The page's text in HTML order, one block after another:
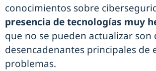
conocimientos sobre
presencia de tecnologías muy
que no se pueden actualizar son
desencadenantes principales de
problemas.